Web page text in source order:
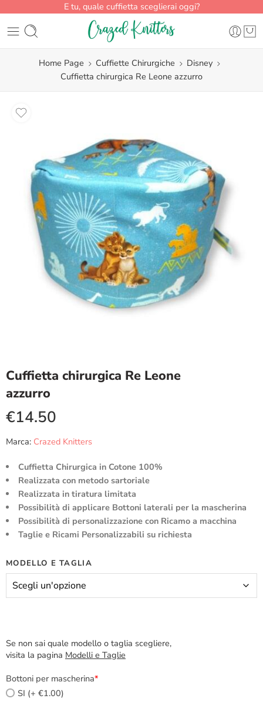
E tu, quale cuffietta sceglierai oggi?
Home Page Cuffiette Chirurgiche
Disney
Cuffietta chirurgica Re Leone azzurro
Cuffietta chirurgica Re Leone
azzurro
€14.50
Marca: Crazed Knitters
Cuffietta Chirurgica in Cotone 100%
Realizzata con metodo sartoriale
Realizzata in tiratura limitata
Possibilità di applicare Bottoni laterali per la mascherina
Possibilità di personalizzazione con Ricamo a macchina
Taglie e Ricami Personalizzabili su richiesta
MODELLO E TAGLIA
Se non sai quale modello o taglia scegliere,
visita la pagina Modelli e Taglie
Bottoni per mascherina*
SI (+ €1.00)